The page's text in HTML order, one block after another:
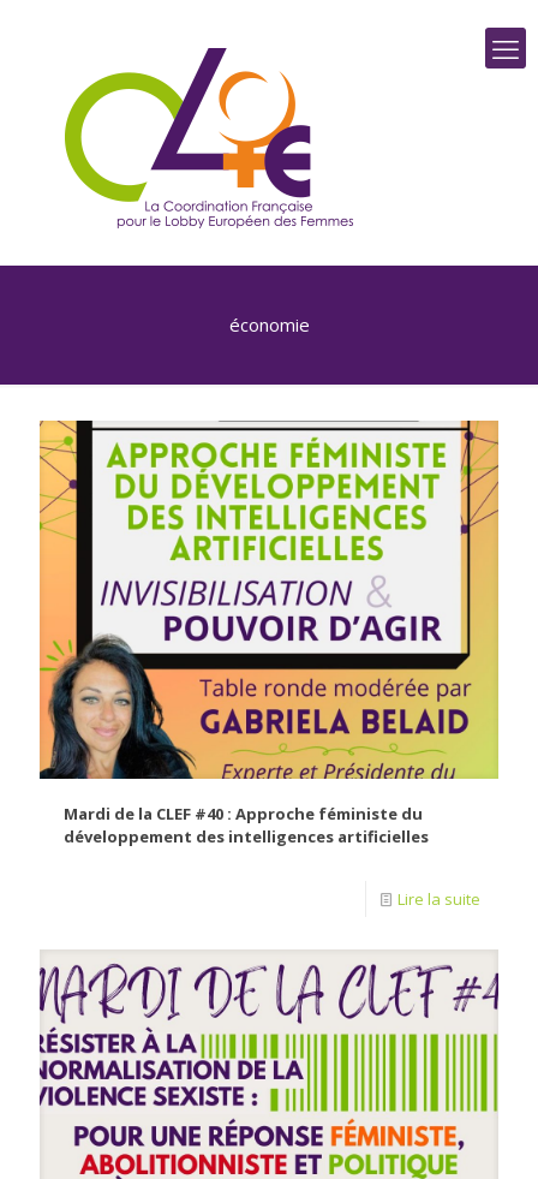
économie
Mardi de la CLEF #40 : Approche féministe du
développement des intelligences artificielles
Lire la suite